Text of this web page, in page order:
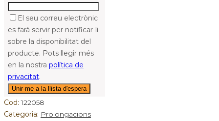
El seu correu electrònic
es farà servir per notificar-li
sobre la disponibilitat del
producte. Pots llegir més
en la nostra política de
privacitat.
Cod:122058
Categoria: Prolongacions